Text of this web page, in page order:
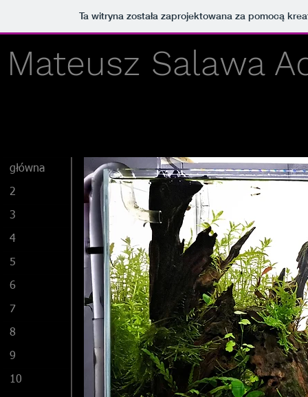
Ta witryna została zaprojektowana za pomocą
Mateusz Salawa
główna
2
3
4
5
6
7
8
9
10